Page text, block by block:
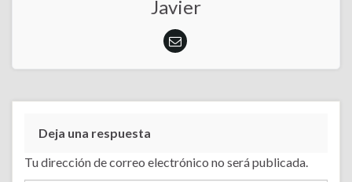
Javier
Deja una respuesta
Tu dirección de correo electrónico no será publicada.